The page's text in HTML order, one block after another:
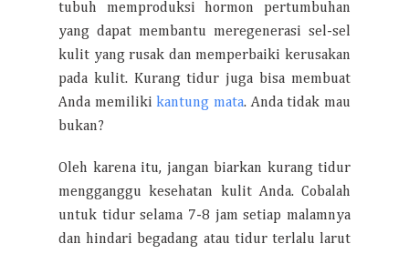
tubuh memproduksi hormon pertumbuhan
yang dapat membantu meregenerasi sel-sel
kulit yang rusak dan memperbaiki kerusakan
pada kulit. Kurang tidur juga bisa membuat
Anda memiliki kantung mata. Anda tidak mau
bukan?
Oleh karena itu, jangan biarkan kurang tidur
mengganggu kesehatan kulit Anda. Cobalah
untuk tidur selama 7-8 jam setiap malamnya
dan hindari begadang atau tidur terlalu larut